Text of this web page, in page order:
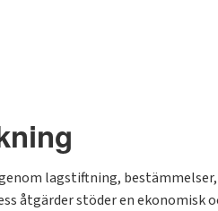
lagstiftning, bestämmelser,
åtgärder stöder en ekonomisk